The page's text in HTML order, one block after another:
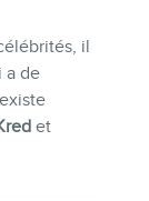
il
a de
et